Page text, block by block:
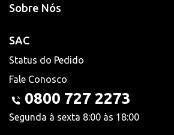
Sobre Nós
SAC
Status do Pedido
Fale Conosco
0800 727 2273
Segunda à sexta 8:00 às 18:00